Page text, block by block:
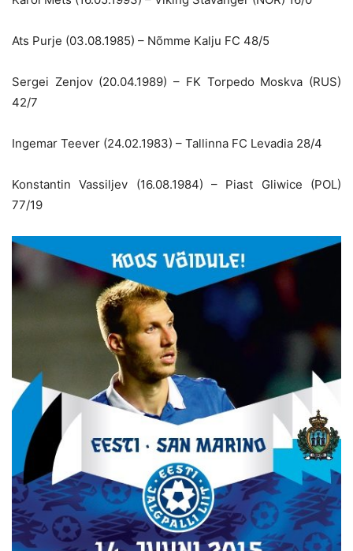
Ats Purje (03.08.1985) – Nõmme Kalju FC 48/5
Sergei Zenjov (20.04.1989) – FK Torpedo Moskva (RUS)
42/7
Ingemar Teever (24.02.1983) – Tallinna FC Levadia 28/4
Konstantin Vassiljev (16.08.1984) – Piast Gliwice (POL)
77/19